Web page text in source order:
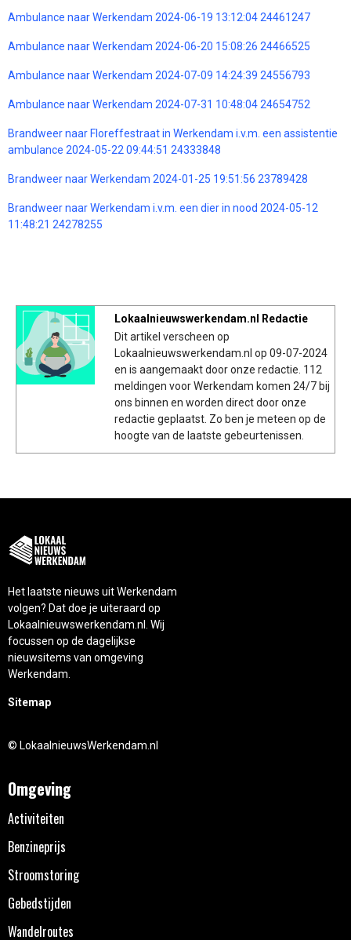
Ambulance naar Werkendam 2024-06-19 13:12:04 24461247
Ambulance naar Werkendam 2024-06-20 15:08:26 24466525
Ambulance naar Werkendam 2024-07-09 14:24:39 24556793
Ambulance naar Werkendam 2024-07-31 10:48:04 24654752
Brandweer naar Floreffestraat in Werkendam i.v.m. een assistentie
ambulance 2024-05-22 09:44:51 24333848
Brandweer naar Werkendam 2024-01-25 19:51:56 23789428
Brandweer naar Werkendam i.v.m. een dier in nood 2024-05-12
11:48:21 24278255
Lokaalnieuwswerkendam.nl Redactie
Dit artikel verscheen op
Lokaalnieuwswerkendam.nl op 09-07-2024
en is aangemaakt door onze redactie. 112
meldingen voor Werkendam komen 24/7 bij
ons binnen en worden direct door onze
redactie geplaatst. Zo ben je meteen op de
hoogte van de laatste gebeurtenissen.
Het laatste nieuws uit Werkendam
volgen? Dat doe je uiteraard op
Lokaalnieuwswerkendam.nl. Wij
focussen op de dagelijkse
nieuwsitems van omgeving
Werkendam.
Sitemap
© LokaalnieuwsWerkendam.nl
Omgeving
Activiteiten
Benzineprijs
Stroomstoring
Gebedstijden
Wandelroutes